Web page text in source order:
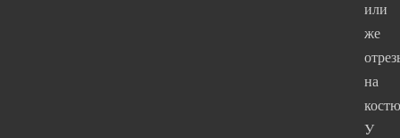
или
же
на
У